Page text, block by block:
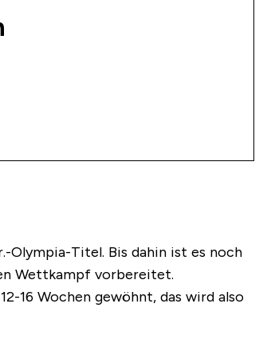
Olympia-Titel. Bis dahin ist es noch
Wettkampf vorbereitet.
16 Wochen gewöhnt, das wird also